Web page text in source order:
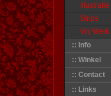
Illustratie
Strips
Vrij Werk
:: Info
:: Winkel
:: Contact
:: Links